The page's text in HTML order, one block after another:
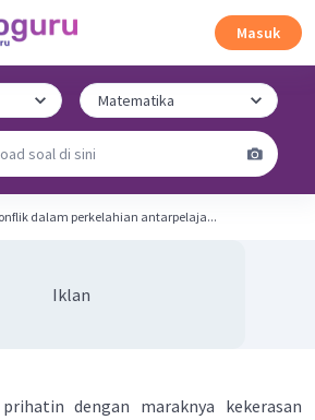
Masuk
dalam perkelahian antarpelaja...
Iklan
dengan maraknya kekerasan